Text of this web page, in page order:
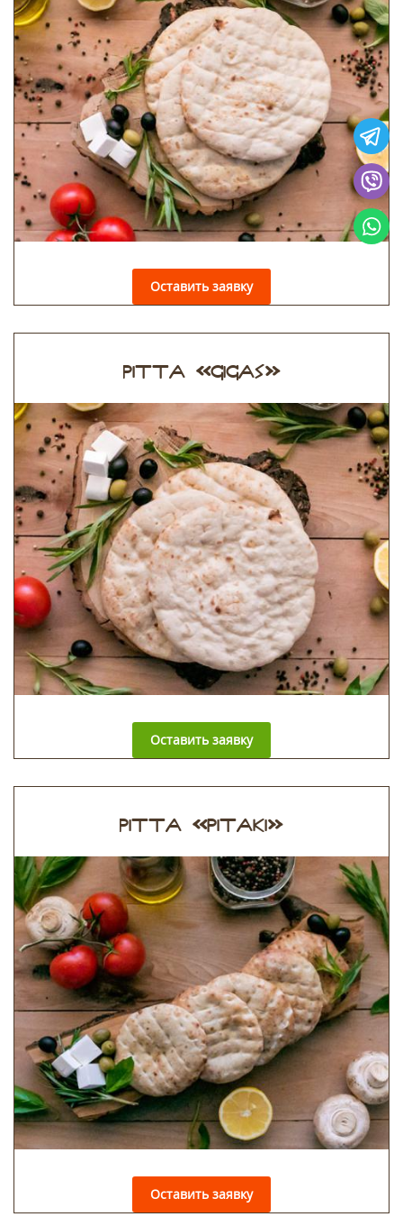
Оставить заявку
PITTA «GIGAS»
Оставить заявку
PITTA «PITAKI»
Оставить заявку